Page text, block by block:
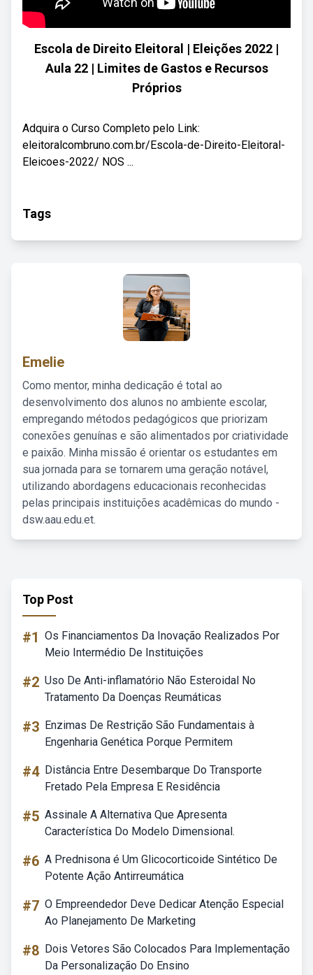
Escola de Direito Eleitoral | Eleições 2022 |
Aula 22 | Limites de Gastos e Recursos
Próprios
Adquira o Curso Completo pelo Link:
eleitoralcombruno.com.br/Escola-de-Direito-Eleitoral-
Eleicoes-2022/ NOS ...
Tags
Emelie
Como mentor, minha dedicação é total ao
desenvolvimento dos alunos no ambiente escolar,
empregando métodos pedagógicos que priorizam
conexões genuínas e são alimentados por criatividade
e paixão. Minha missão é orientar os estudantes em
sua jornada para se tornarem uma geração notável,
utilizando abordagens educacionais reconhecidas
pelas principais instituições acadêmicas do mundo -
dsw.aau.edu.et.
Top Post
#1 Os Financiamentos Da Inovação Realizados Por
Meio Intermédio De Instituições
#2 Uso De Anti-inflamatório Não Esteroidal No
Tratamento Da Doenças Reumáticas
#3 Enzimas De Restrição São Fundamentais à
Engenharia Genética Porque Permitem
#4 Distância Entre Desembarque Do Transporte
Fretado Pela Empresa E Residência
#5 Assinale A Alternativa Que Apresenta
Característica Do Modelo Dimensional.
#6 A Prednisona é Um Glicocorticoide Sintético De
Potente Ação Antirreumática
#7 O Empreendedor Deve Dedicar Atenção Especial
Ao Planejamento De Marketing
#8 Dois Vetores São Colocados Para Implementação
Da Personalização Do Ensino